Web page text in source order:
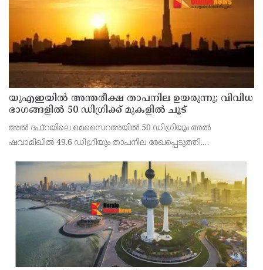
യുഎഇയില്‍ അന്തരീക്ഷ താപനില ഉയരുന്നു; വിവിധ
ഭാഗങ്ങളില്‍ 50 ഡിഗ്രിക്ക് മുകളില്‍ ചൂട്
അല്‍ ദഫ്റയിലെ മെസൈറഅയില്‍ 50 ഡിഗ്രിയും അല്‍
ഷവാമിഖില്‍ 49.6 ഡിഗ്രിയും താപനില രേഖപ്പെടുത്തി.
വന്‍ തോതില്‍ ചൂട് അനുഭവപ്പെട്ടത്.